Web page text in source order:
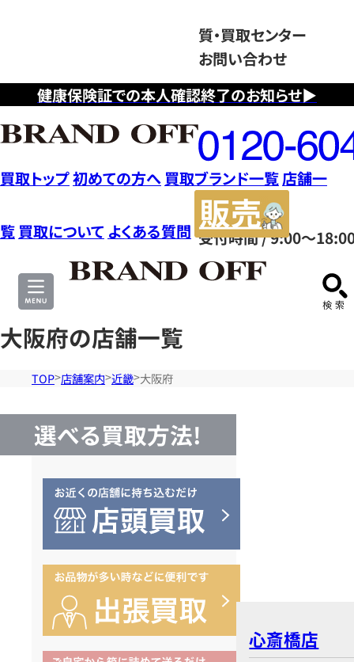
健康保険証での本人確認終了のお知らせ▶
質・買取センター
お問い合わせ
フ
リ
ー
ダ
イ
ヤ
ル
0120604117
受付時間 / 9:00～
買取トップ初めての方へ 買取ブランド一覧店舗一
覧 買取について よくある質問
サ
大阪府の店舗一覧
TOP 店舗案内 近畿 大阪府
選べる買取方法!
心斎橋店